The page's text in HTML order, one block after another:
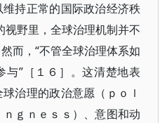
持正常的国际政治经济秩
视野里，全球治理机制并不
而，“不管全球治理体系如
”［１６］。这清楚地表
治理的政治意愿（ｐｏｌ
ｎｇｎｅｓｓ）、意图和动